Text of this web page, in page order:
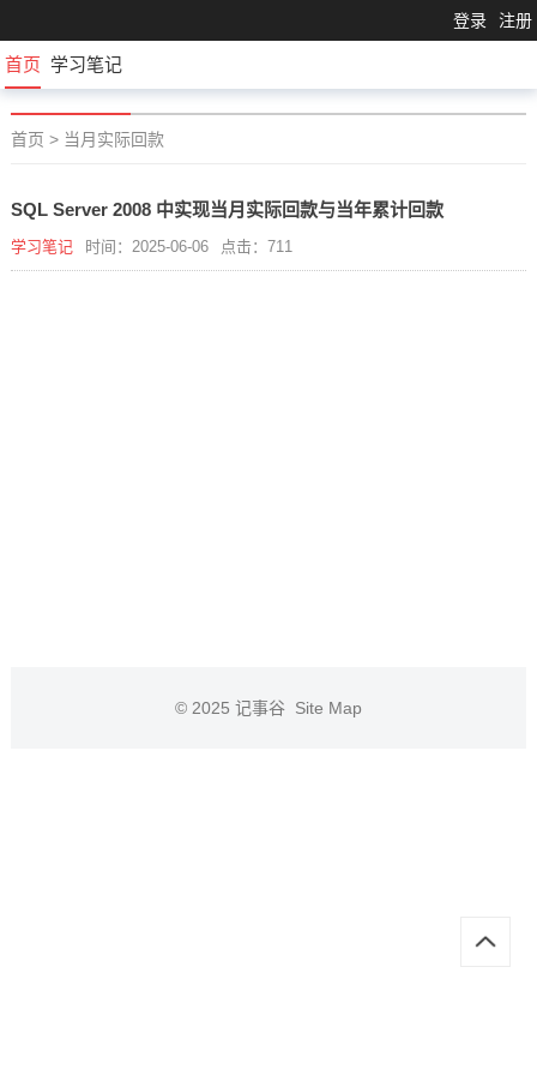
登录 注册
首页 学习笔记
首页 > 当月实际回款
SQL Server 2008 中实现当月实际回款与当年累计回款
学习笔记 时间：2025-06-06 点击：711
© 2025 记事谷 Site Map